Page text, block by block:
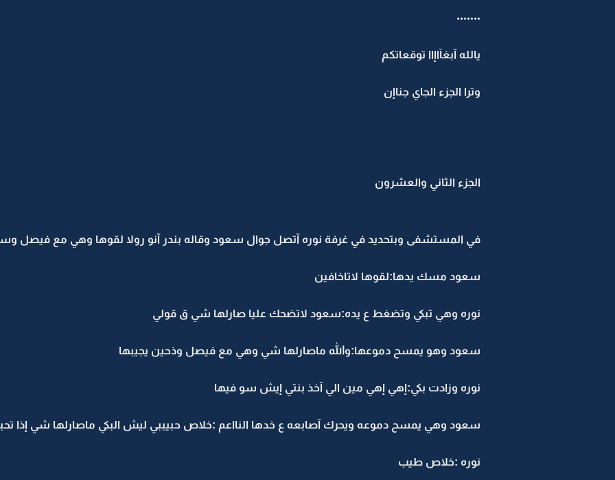
٠٠٠٠٠٠٠
يالله آبغآاإاا توقعاتكم
وترا الجزء الجاي جناإن
الجزء الثاني والعشرون
في المستشفى وبتحديد في غرفة نوره آتصل جوال سعود وقاله بندر آنو رولا لقوها وهي مع فيصل
سعود مسك يدها:لقوها لاتاخافين
نوره وهي تبكي وتضغط ع يده:سعود لاتضحك عليا صارلها شي ق قولي
سعود وهو يمسح دموعها:والله ماصارلها شي وهي مع فيصل وذحين يجيبها
نوره وزادت بكي:إهي إهي مين الي آخذ بنتي إيش سو فيها
سعود وهي يمسح دموعه ويحرك آصابعه ع خدها النااعم :خلاص حبيببي ليش البكي ماصارلها شي إذا
نوره :خلاص طيب